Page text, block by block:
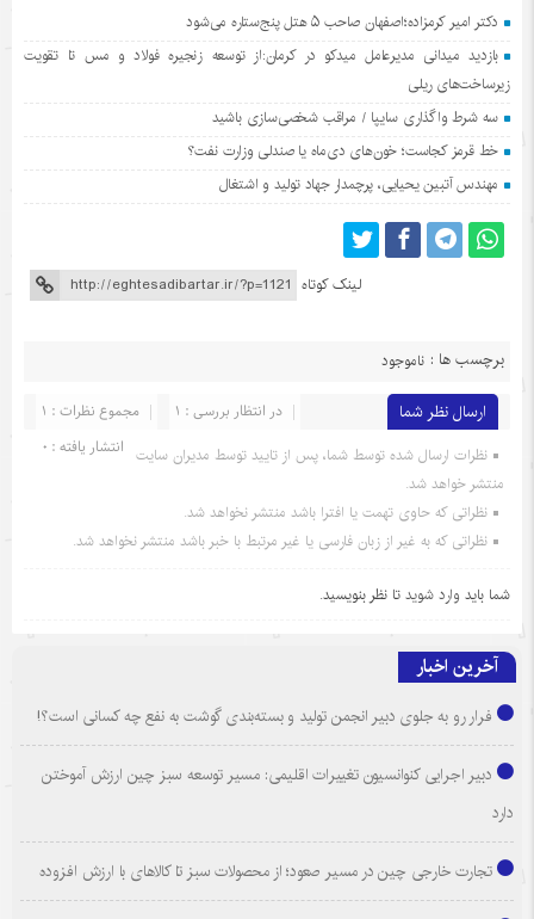
دکتر امیر کرمزاده؛اصفهان صاحب ۵ هتل پنج‌ستاره می‌شود
بازدید میدانی مدیرعامل میدکو در کرمان:از توسعه زنجیره فولاد و مس تا تقویت
زیرساخت‌های ریلی
سه شرط واگذاری سایپا / مراقب شخصی‌سازی باشید
خط قرمز کجاست؛ خون‌های دی‌ماه یا صندلی وزارت نفت؟
مهندس آتبین یحیایی، پرچمدار جهاد تولید و اشتغال
لینک کوتاه
برچسب ها : ناموجود
ارسال نظر شما مجموع نظرات : 1
در انتظار بررسی : 1
انتشار یافته : 0 نظرات ارسال شده توسط شما، پس از تایید توسط مدیران سایت
منتشر خواهد شد.
نظراتی که حاوی تهمت یا افترا باشد منتشر نخواهد شد.
نظراتی که به غیر از زبان فارسی یا غیر مرتبط با خبر باشد منتشر نخواهد شد.
شما باید وارد شوید تا نظر بنویسید.
آخرین اخبار
فرار رو به جلوی دبیر انجمن تولید و بسته‌بندی گوشت به نفع چه کسانی است؟!
دبیر اجرایی کنوانسیون تغییرات اقلیمی: مسیر توسعه سبز چین ارزش آموختن
دارد
تجارت خارجی چین در مسیر صعود؛ از محصولات سبز تا کالاهای با ارزش افزوده